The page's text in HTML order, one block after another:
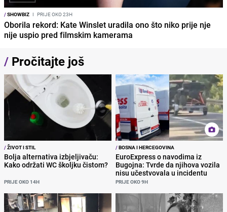
/SHOWBIZ I PRIJE OKO 23H
Oborila rekord: Kate Winslet uradila ono što niko prije nje
nije uspio pred filmskim kamerama
/ Pročitajte još
/ŽIVOT I STIL
Bolja alternativa izbjeljivaču:
Kako održati WC školjku čistom?
PRIJE OKO 14H
/BOSNA I HERCEGOVINA
EuroExpress o navodima iz
Bugojna: Tvrde da njihova vozila
nisu učestvovala u incidentu
PRIJE OKO 9H